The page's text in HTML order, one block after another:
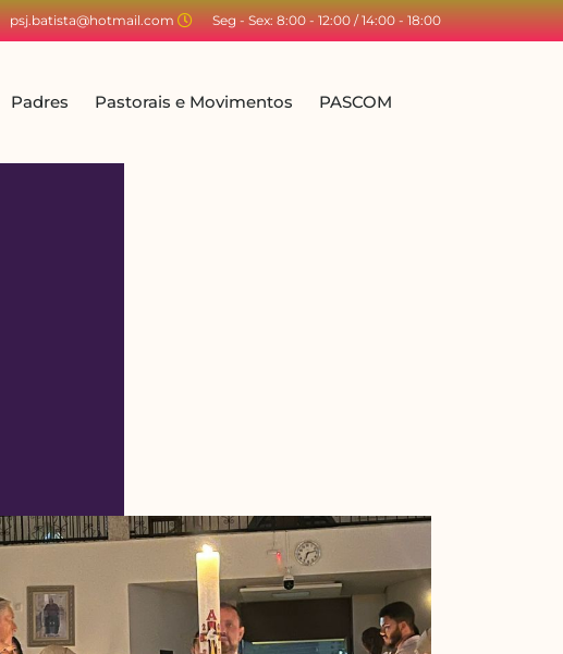
psj.batista@hotmail.com Seg - Sex: 8:00 - 12:00 / 14:00 - 18:00
Padres Pastorais e Movimentos PASCOM